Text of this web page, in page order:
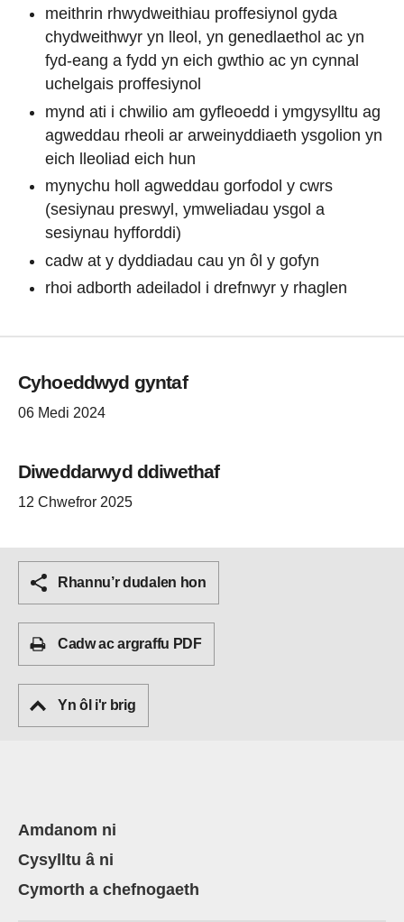
meithrin rhwydweithiau proffesiynol gyda
chydweithwyr yn lleol, yn genedlaethol ac yn
fyd-eang a fydd yn eich gwthio ac yn cynnal
uchelgais proffesiynol
mynd ati i chwilio am gyfleoedd i ymgysylltu ag
agweddau rheoli ar arweinyddiaeth ysgolion yn
eich lleoliad eich hun
mynychu holl agweddau gorfodol y cwrs
(sesiynau preswyl, ymweliadau ysgol a
sesiynau hyfforddi)
cadw at y dyddiadau cau yn ôl y gofyn
rhoi adborth adeiladol i drefnwyr y rhaglen
Cyhoeddwyd gyntaf
06 Medi 2024
Diweddarwyd ddiwethaf
12 Chwefror 2025
Rhannu’r dudalen hon
Cadw ac argraffu PDF
Yn ôl i'r brig
Amdanom ni
Cysylltu â ni
Cymorth a chefnogaeth